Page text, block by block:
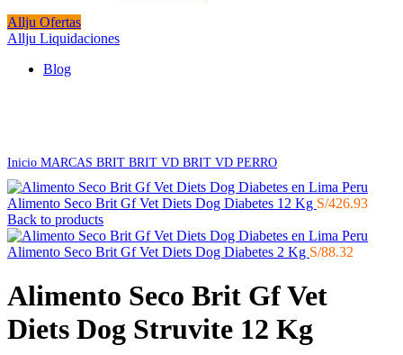
Allju Ofertas
Allju Liquidaciones
Blog
Inicio MARCAS BRIT BRIT VD BRIT VD PERRO
Alimento Seco Brit Gf Vet Diets Dog Diabetes 12 Kg S/426.93
Back to products
Alimento Seco Brit Gf Vet Diets Dog Diabetes 2 Kg S/88.32
Alimento Seco Brit Gf Vet
Diets Dog Struvite 12 Kg